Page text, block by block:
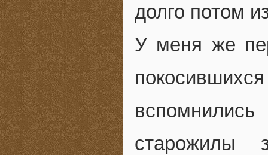
долго потом
У меня же
старожилы